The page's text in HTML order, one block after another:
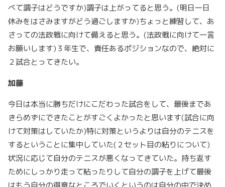
べて調子はどうですか)調子は上がってると思う。(明日一日
休みをはさみますがどう過ごしますか)ちょっと練習して、あ
さっての法政戦に向けて備えると思う。(法政戦に向けて一言
お願いします)３年生で、責任あるポジションなので、絶対に
２試合とってきたい。
加藤
今日は本当に勝ちだけにこだわった試合をして、最後まであ
きらめずにできたことがすごくよかったと思います(試合に向
けて対策はしていたか)特に対策というよりは自分のテニスを
するということに集中していた(２セット目の粘りについて)
状況に応じて自分のテニスが悪くなってきていた。持ち返す
ためにしっかり走って粘ったりして自分の調子を上げて最後